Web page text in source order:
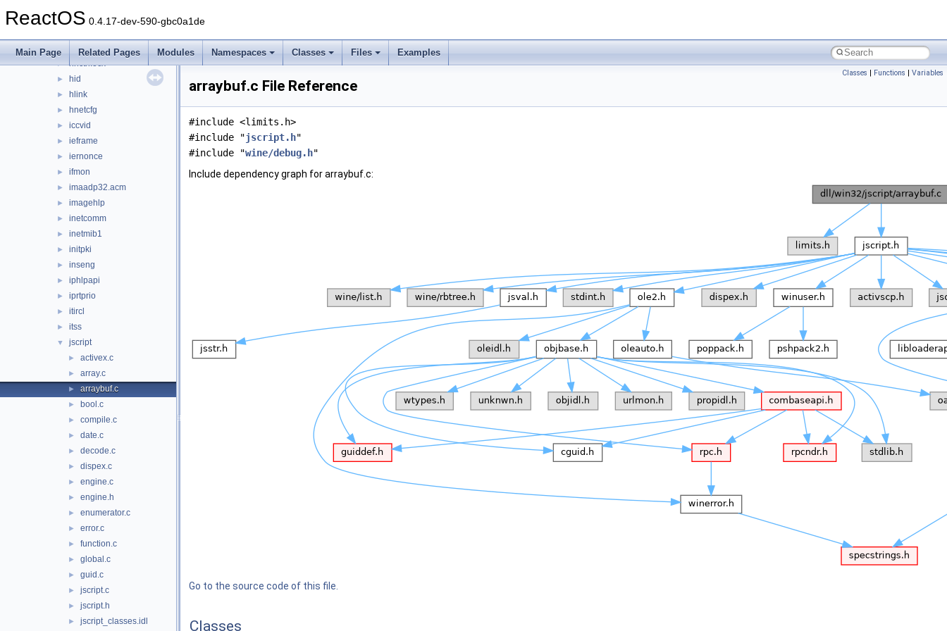
ReactOS 0.4.17-dev-590-gbc0a1de
Main Page Related Pages Modules Namespaces Classes Files Examples
► fusion
getuname
► hhctrl.ocx
► hid
► hlink
► hnetcfg
► iccvid
► ieframe
► iernonce
► ifmon
► imaadp32.acm
► imagehlp
► inetcomm
► inetmib1
► initpki
► inseng
► iphlpapi
► iprtprio
► itircl
► itss
▼ jscript
► activex.c
► array.c
► arraybuf.c
► bool.c
► compile.c
► date.c
► decode.c
► dispex.c
► engine.c
► engine.h
► enumerator.c
► error.c
► function.c
► global.c
► guid.c
► jscript.c
► jscript.h
► jscript_classes.idl
Classes | Functions | Variables
arraybuf.c File Reference
#include <limits.h>
#include "jscript.h"
#include "wine/debug.h"
Include dependency graph for arraybuf.c:
Go to the source code of this file.
Classes